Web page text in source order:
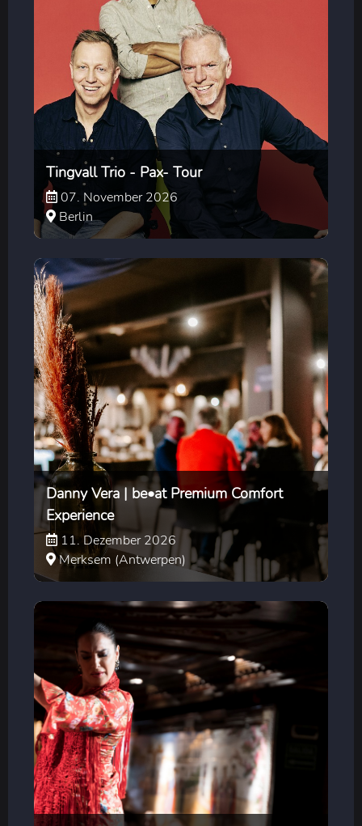
Tingvall Trio - Pax- Tour
07. November 2026
Berlin
Danny Vera | be•at Premium Comfort
Experience
11. Dezember 2026
Merksem (Antwerpen)